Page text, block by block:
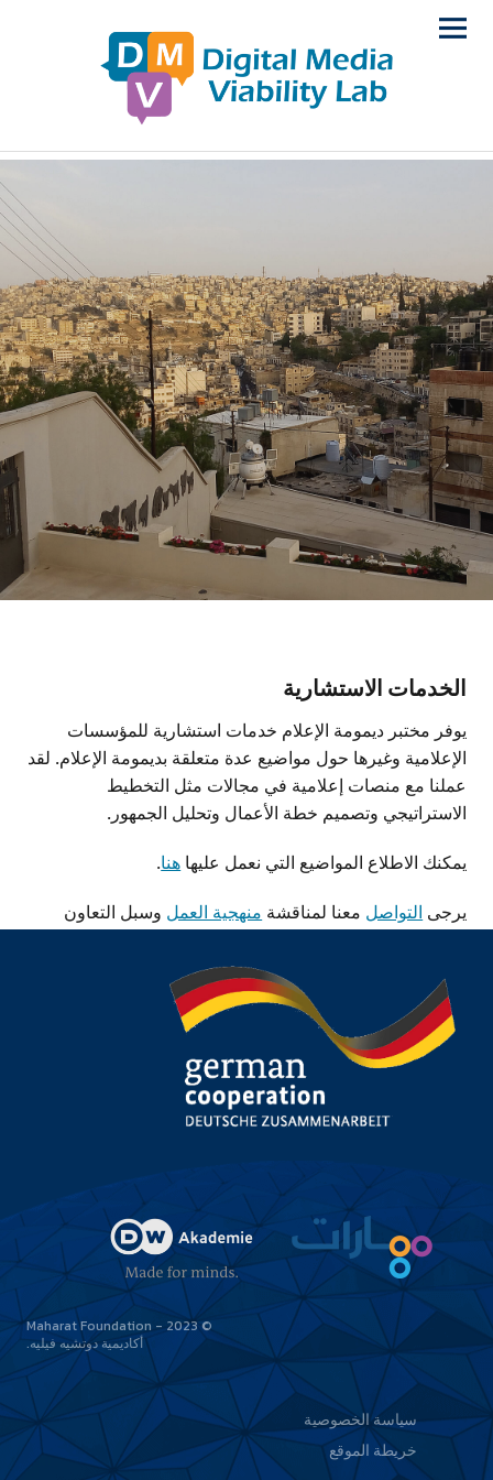
الخدمات الاستشارية
يوفر مختبر ديمومة الإعلام خدمات استشارية للمؤسسات
الإعلامية وغيرها حول مواضيع عدة متعلقة بديمومة الإعلام. لقد
عملنا مع منصات إعلامية في مجالات مثل التخطيط
الاستراتيجي وتصميم خطة الأعمال وتحليل الجمهور.
يمكنك الاطلاع المواضيع التي نعمل عليها هنا.
يرجى التواصل معنا لمناقشة منهجية العمل وسبل التعاون
© 2023 - Maharat Foundation
أكاديمية دوتشيه فيليه
سياسة الخصوصية
خريطة الموقع